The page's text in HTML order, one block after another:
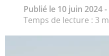
Publié le 10 juin 2024
Temps de lecture : 3